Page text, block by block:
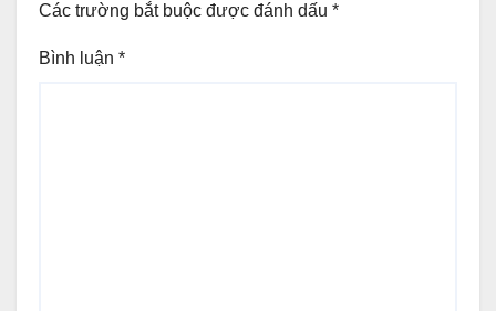
Các trường bắt buộc được đánh dấu *
Bình luận *